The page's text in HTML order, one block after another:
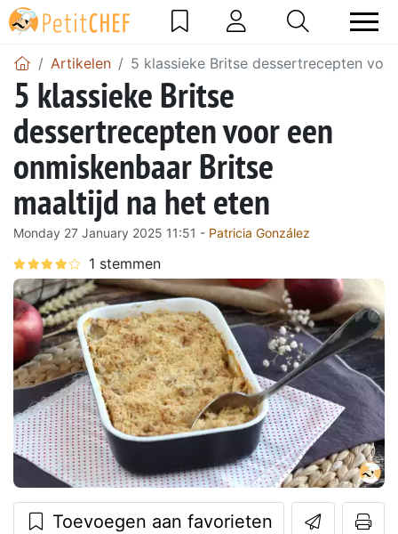
Artikelen 5 klassieke Britse dessertrecepten
5 klassieke Britse
dessertrecepten voor een
onmiskenbaar Britse
maaltijd na het eten
Monday 27 January 2025 11:51 - Patricia González
Toevoegen aan favorieten